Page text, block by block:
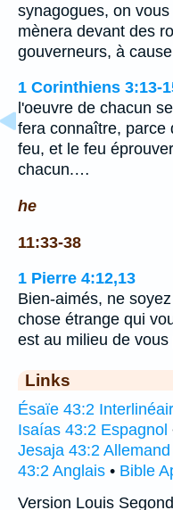
synagogues, on
mènera devant des
gouverneurs, à
1 Corinthiens 3:13-
l'oeuvre de chacun
fera connaître, parce
feu, et le feu
chacun.…
he
11:33-38
1 Pierre 4:12,13
Bien-aimés, ne
chose étrange qui
est au milieu de
Links
Ésaïe 43:2
Isaías 43:2 Espagnol
Jesaja 43:2 Allemand
43:2 Anglais • Bible
Version Louis